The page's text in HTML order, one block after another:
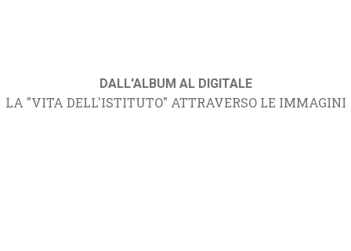
DALL'ALBUM AL DIGITALE
LA "VITA DELL'ISTITUTO" ATTRAVERSO LE IMMAGINI